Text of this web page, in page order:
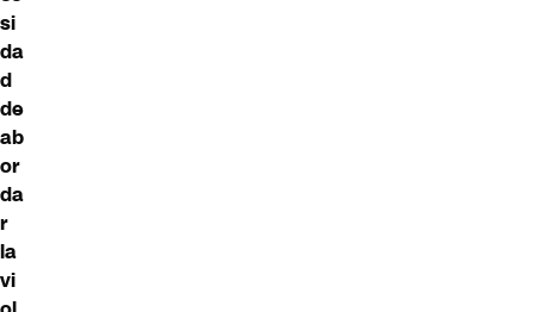
si
da
d
de
ab
or
da
r
la
vi